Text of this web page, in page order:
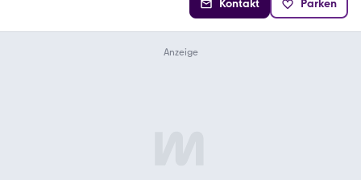
Kontakt Parken